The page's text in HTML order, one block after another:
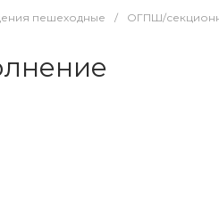
пешеходные / ОГПШ/